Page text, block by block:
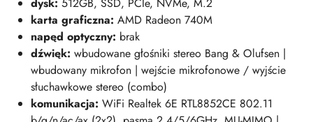
dysk: 512GB, SSD, PCIe, NVMe, M.2
karta graficzna: AMD Radeon 740M
napęd optyczny: brak
dźwięk: wbudowane głośniki stereo Bang & Olufsen |
wbudowany mikrofon | wejście mikrofonowe / wyjście
słuchawkowe stereo (combo)
komunikacja: WiFi Realtek 6E RTL8852CE 802.11